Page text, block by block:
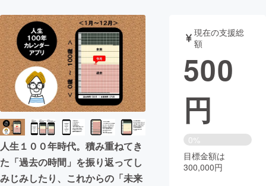
アート・写真 音楽
テクノロジー・ガジェット ゲーム・サ
映像・映画
ビジネス・起業
まちづくり・地域活性化
人生１００年時代。積み重ねてき
た「過去の時間」を振り返ってし
みじみしたり、これからの「未来
現在の支援総
額
500
円
0%
目標金額は
300,000円